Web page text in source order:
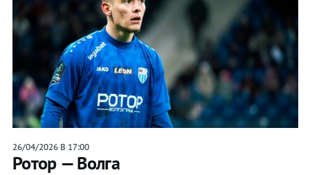
26/04/2026 В 17:00
Ротор — Волга